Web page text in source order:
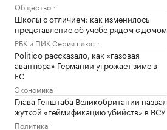
Общество
Школы с отличием: как изменилось
представление об учебе рядом с домом
РБК и ПИК Серия плюс
Politico рассказало, как «газовая
авантюра» Германии угрожает зиме в
ЕС
Экономика
Глава Генштаба Великобритании назвал
жуткой «геймификацию убийств» в ВСУ
Политика